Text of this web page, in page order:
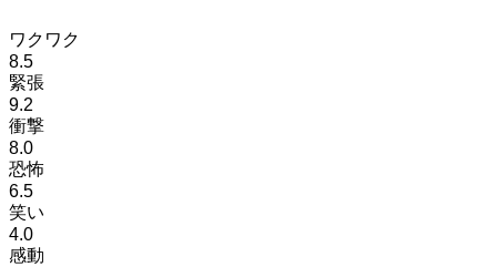
ワクワク
8.5
緊張
9.2
衝撃
8.0
恐怖
6.5
笑い
4.0
感動